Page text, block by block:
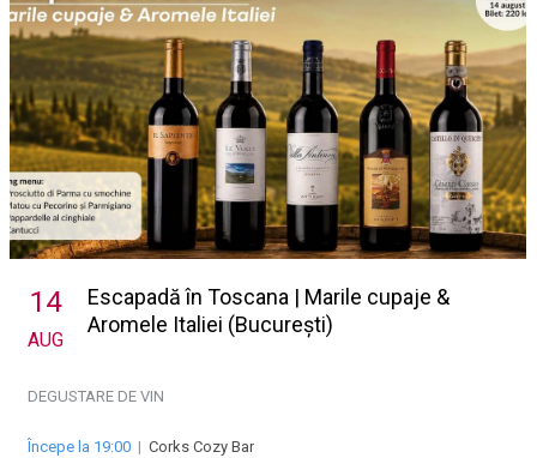
14
AUG
Escapadă în Toscana | Marile cupaje &
Aromele Italiei (București)
DEGUSTARE DE VIN
Începe la 19:00 | Corks Cozy Bar